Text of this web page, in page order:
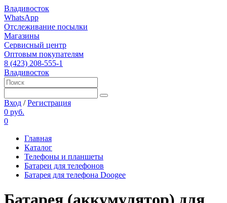
Владивосток
WhatsApp
Отслеживание посылки
Магазины
Сервисный центр
Оптовым покупателям
8 (423) 208-555-1
Владивосток
Вход /Регистрация
0 руб.
0
Главная
Каталог
Телефоны и планшеты
Батареи для телефонов
Батарея для телефона Doogee